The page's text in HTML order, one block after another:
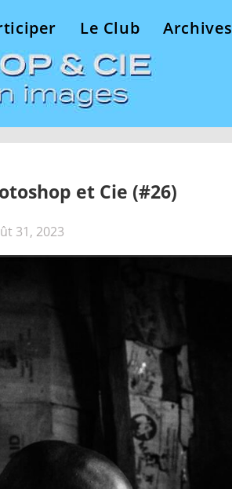
Le Club Archives
et Cie (#26)
31, 2023